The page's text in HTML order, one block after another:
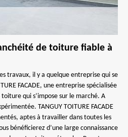
de toiture fiable à
travaux, il y a quelque entreprise qui se
FACADE, une entreprise spécialisée
qui s’impose sur le marché. A
TANGUY TOITURE FACADE
aptes à travailler dans toutes les
bénéficierez d’une large connaissance